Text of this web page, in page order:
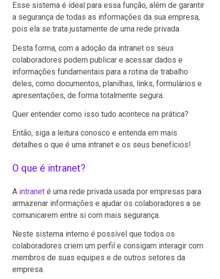
Esse sistema é ideal para essa função, além de garantir
a segurança de todas as informações da sua empresa,
pois ela se trata justamente de uma rede privada.
Desta forma, com a adoção da intranet os seus
colaboradores podem publicar e acessar dados e
informações fundamentais para a rotina de trabalho
deles, como documentos, planilhas, links, formulários e
apresentações, de forma totalmente segura.
Quer entender como isso tudo acontece na prática?
Então, siga a leitura conosco e entenda em mais
detalhes o que é uma intranet e os seus benefícios!
O que é intranet?
A intranet é uma rede privada usada por empresas para
armazenar informações e ajudar os colaboradores a se
comunicarem entre si com mais segurança.
Neste sistema interno é possível que todos os
colaboradores criem um perfil e consigam interagir com
membros de suas equipes e de outros setores da
empresa.